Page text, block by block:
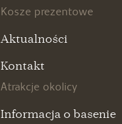
Kosze prezentowe
Aktualności
Kontakt
Atrakcje okolicy
Informacja o basenie